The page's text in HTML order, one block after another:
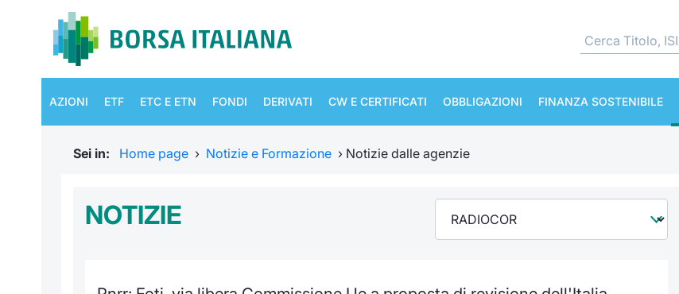
AZIONI ETF ETC E ETN FONDI DERIVATI CW E CERTIFICATI OBBLIGAZIONI FINANZA SOSTENIBILE
Sei in: Home page › Notizie e Formazione › Notizie dalle agenzie
NOTIZIE